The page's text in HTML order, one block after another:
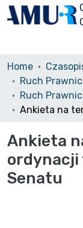
Home
Ankieta
ordynacji
Senatu